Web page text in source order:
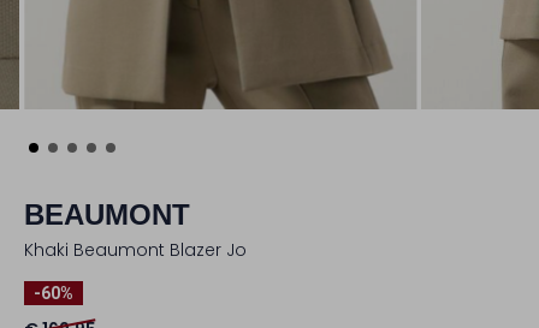
BEAUMONT
Khaki Beaumont Blazer Jo
-60%